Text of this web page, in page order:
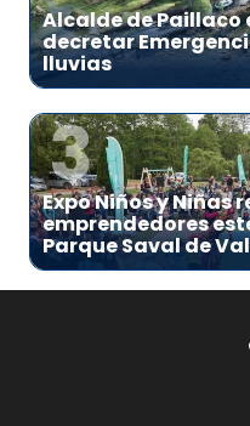
Alcalde de Paillaco
decretar
lluvias
3
Expo Niños y Niñas
emprendedores
Parque Saval de